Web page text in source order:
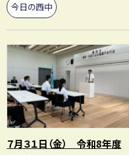
今日の西中
７月３１日（金） 令和8年度